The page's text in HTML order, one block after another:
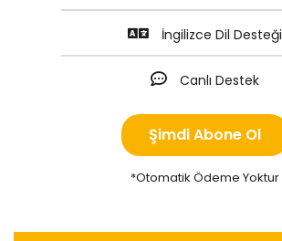
İngilizce Dil Desteği
Canlı Destek
Şimdi Abone Ol
*Otomatik Ödeme Yoktur